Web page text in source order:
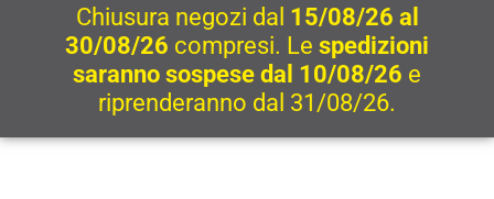
Chiusura negozi dal 15/08/26 al
30/08/26 compresi. Le spedizioni
saranno sospese dal 10/08/26 e
riprenderanno dal 31/08/26.